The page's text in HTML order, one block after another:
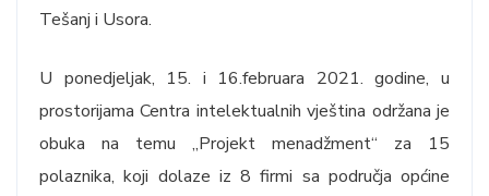
Tešanj i Usora.
U ponedjeljak, 15. i 16.februara 2021. godine, u
prostorijama Centra intelektualnih vještina održana je
obuka na temu „Projekt menadžment“ za 15
polaznika, koji dolaze iz 8 firmi sa područja općine